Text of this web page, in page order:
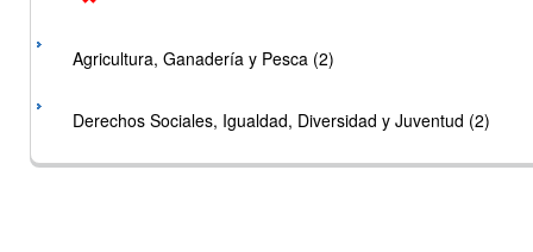
Agricultura, Ganadería y Pesca (2)
Derechos Sociales, Igualdad, Diversidad y Juventud (2)